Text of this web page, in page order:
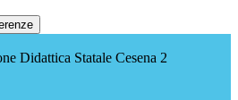
Didattica Statale Cesena 2